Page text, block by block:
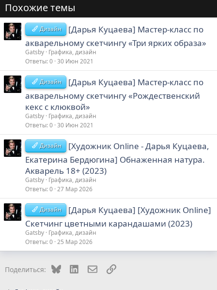
Похожие темы
Дизайн
[Дарья Куцаева] Мастер-класс по
акварельному скетчингу «Три ярких образа»
Gatsby Графика, дизайн
Ответы 0 30 Июн 2021
Дизайн
[Дарья Куцаева] Мастер-класс по
акварельному скетчингу «Рождественский
кекс с клюквой»
Gatsby Графика, дизайн
Ответы 0 30 Июн 2021
Дизайн
[Художник Online - Дарья Куцаева,
Екатерина Бердюгина] Обнаженная натура.
Акварель 18+ (2023)
Gatsby Графика, дизайн
Ответы 0 27 Мар 2026
Дизайн
[Дарья Куцаева] [Художник Online]
Скетчинг цветными карандашами (2023)
Gatsby Графика, дизайн
Ответы 0 25 Мар 2026
Поделиться: Bluesky LinkedInЭлектронная почта
Ссылка